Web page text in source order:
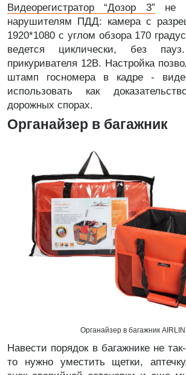
Видеорегистратор “Дозор 3” не
нарушителям ПДД: камера с
1920*1080 с углом обзора 170
ведется циклически, без
прикуривателя 12В. Настройка
штамп госномера в кадре -
использовать как
дорожных спорах.
Органайзер в багажник
Органайзер в багажник
Навести порядок в багажнике не
то нужно уместить щетки,